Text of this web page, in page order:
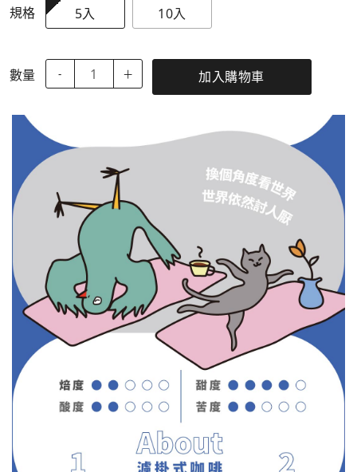
規格 5入 10入
數量 - ＋ 加入購物車